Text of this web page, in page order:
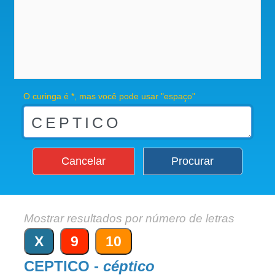
O curinga é *, mas você pode usar "espaço"
Cancelar Procurar
Mostrar resultados por número de letras
X 9 10
CEPTICO - céptico